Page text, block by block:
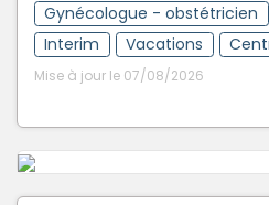
Gynécologue - obstétricien
Interim
Vacations
Mise à jour le 07/08/2026